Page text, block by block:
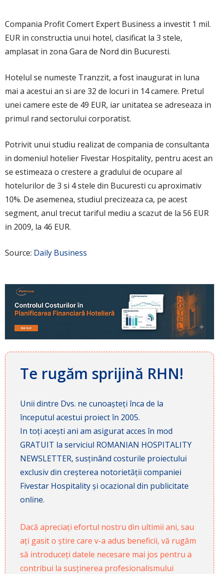
Compania Profit Comert Expert Business a investit 1 mil.
EUR in constructia unui hotel, clasificat la 3 stele,
amplasat in zona Gara de Nord din Bucuresti.
Hotelul se numeste Tranzzit, a fost inaugurat in luna
mai a acestui an si are 32 de locuri in 14 camere. Pretul
unei camere este de 49 EUR, iar unitatea se adreseaza in
primul rand sectorului corporatist.
Potrivit unui studiu realizat de compania de consultanta
in domeniul hotelier Fivestar Hospitality, pentru acest an
se estimeaza o crestere a gradului de ocupare al
hotelurilor de 3 si 4 stele din Bucuresti cu aproximativ
10%. De asemenea, studiul precizeaza ca, pe acest
segment, anul trecut tariful mediu a scazut de la 56 EUR
in 2009, la 46 EUR.
Source: Daily Business
Te rugăm sprijină RHN!
Unii dintre Dvs. ne cunoașteți înca de la
începutul acestui proiect în 2005.
In toți acești ani am asigurat acces în mod
GRATUIT la serviciul ROMANIAN HOSPITALITY
NEWSLETTER, susținând costurile proiectului
exclusiv din creșterea notorietății companiei
Fivestar Hospitality și ocazional din publicitate
online.
Dacă apreciați efortul nostru din ultimii ani, sau
ați gasit o știre care v-a adus beneficii, vă rugăm
să introduceți datele necesare mai jos pentru a
contribui la susținerea profesionalismului